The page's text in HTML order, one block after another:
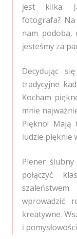
jest kilka.
fotografa?
nam podoba,
jesteśmy za
Decydując
tradycyjne
Kocham
mnie
Piękno! Mają
ludzie pięknie
Plener
połączyć
wprowadzić
kreatywne.
i